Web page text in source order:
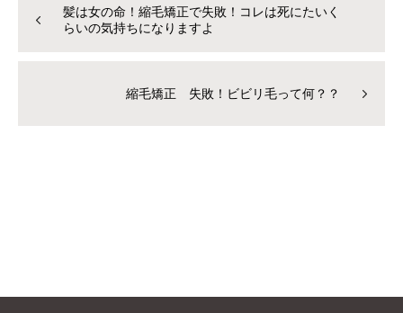
髪は女の命！縮毛矯正で失敗！コレは死にたいく
らいの気持ちになりますよ
縮毛矯正 失敗！ビビリ毛って何？？